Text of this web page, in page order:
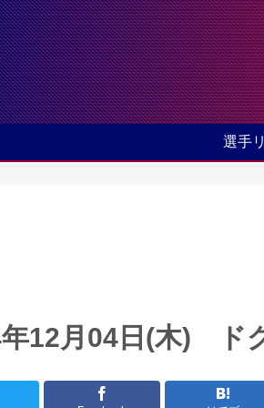
選手
12月04日(木) ド